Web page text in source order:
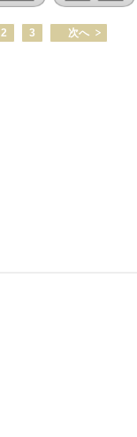
2 3 次へ